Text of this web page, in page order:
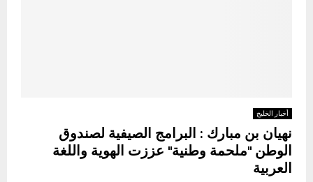
أخبار الخليج
نهيان بن مبارك : البرامج الصيفية لصندوق
الوطن "ملحمة وطنية" عززت الهوية واللغة
العربية